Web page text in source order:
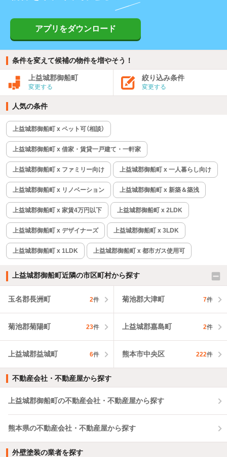
アプリをダウンロード
条件を変えて候補の物件を増やそう！
上益城郡御船町
変更する
絞り込み条件
変更する
人気の条件
上益城郡御船町 x ペット可（相談）
上益城郡御船町 x 借家・賃貸一戸建て・一軒家
上益城郡御船町 x ファミリー向け 上益城郡御船町 x 一人暮らし向け
上益城郡御船町 x リノベーション 上益城郡御船町 x 新築＆築浅
上益城郡御船町 x 家賃4万円以下 上益城郡御船町 x 2LDK
上益城郡御船町 x デザイナーズ 上益城郡御船町 x 3LDK
上益城郡御船町 x 1LDK 上益城郡御船町 x 都市ガス使用可
上益城郡御船町近隣の市区町村から探す
玉名郡長洲町 2件 菊池郡大津町 7件
菊池郡菊陽町 23件 上益城郡嘉島町 2件
上益城郡益城町 6件 熊本市中央区 222件
不動産会社・不動産屋から探す
上益城郡御船町の不動産会社・不動産屋から探す
熊本県の不動産会社・不動産屋から探す
外壁塗装の業者を探す